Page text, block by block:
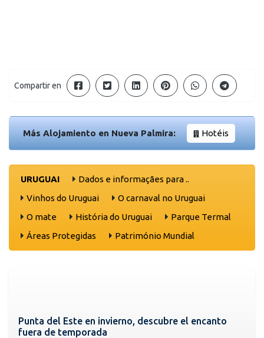
Compartir en
Más Alojamiento en Nueva Palmira: Hotéis
URUGUAI
Dados e informaçães para ..
Vinhos do Uruguai
O carnaval no Uruguai
O mate
História do Uruguai
Parque Termal
Áreas Protegidas
Património Mundial
Punta del Este en invierno, descubre el encanto
fuera de temporada